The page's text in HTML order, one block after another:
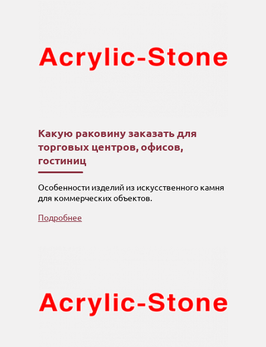
Какую раковину заказать для
торговых центров, офисов,
гостиниц
Особенности изделий из искусственного камня
для коммерческих объектов.
Подробнее